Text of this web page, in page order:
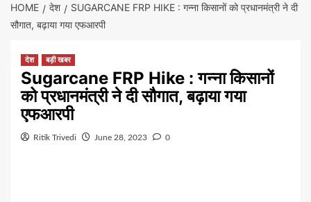
HOME देश
SUGARCANE FRP HIKE : गन्ना किसानों को प्रधानमंत्री ने दी
सौगात, बढ़ाया गया एफआरपी
देश बड़ी खबर
Sugarcane FRP Hike : गन्ना किसानों
को प्रधानमंत्री ने दी सौगात, बढ़ाया गया
एफआरपी
Ritik Trivedi June 28, 2023 0